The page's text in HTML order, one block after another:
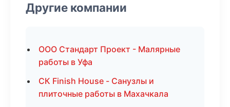
Другие компании
ООО Стандарт Проект - Малярные
работы в Уфа
СК Finish House - Санузлы и
плиточные работы в Махачкала